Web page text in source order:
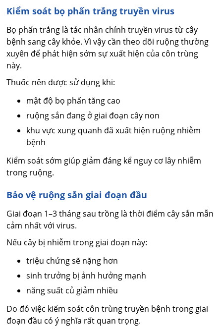
Kiểm soát bọ phấn trắng truyền virus
Bọ phấn trắng là tác nhân chính truyền virus từ cây
bệnh sang cây khỏe. Vì vậy cần theo dõi ruộng thường
xuyên để phát hiện sớm sự xuất hiện của côn trùng
này.
Thuốc nên được sử dụng khi:
mật độ bọ phấn tăng cao
ruộng sắn đang ở giai đoạn cây non
khu vực xung quanh đã xuất hiện ruộng nhiễm
bệnh
Kiểm soát sớm giúp giảm đáng kể nguy cơ lây nhiễm
trong ruộng.
Bảo vệ ruộng sắn giai đoạn đầu
Giai đoạn 1–3 tháng sau trồng là thời điểm cây sắn mẫn
cảm nhất với virus.
Nếu cây bị nhiễm trong giai đoạn này:
triệu chứng sẽ nặng hơn
sinh trưởng bị ảnh hưởng mạnh
năng suất củ giảm nhiều
Do đó việc kiểm soát côn trùng truyền bệnh trong giai
đoạn đầu có ý nghĩa rất quan trọng.